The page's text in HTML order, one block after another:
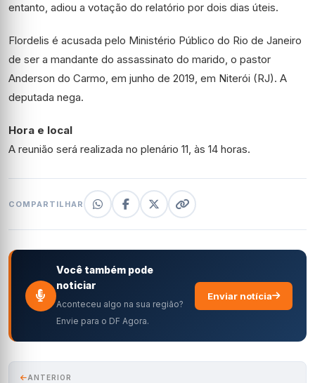
entanto, adiou a votação do relatório por dois dias úteis.
Flordelis é acusada pelo Ministério Público do Rio de Janeiro
de ser a mandante do assassinato do marido, o pastor
Anderson do Carmo, em junho de 2019, em Niterói (RJ). A
deputada nega.
Hora e local
A reunião será realizada no plenário 11, às 14 horas.
COMPARTILHAR
Você também pode
noticiar
Aconteceu algo na sua região?
Envie para o DF Agora.
Enviar notícia
ANTERIOR